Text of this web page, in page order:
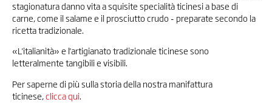
stagionatura danno vita a squisite specialità ticinesi a base di
carne, come il salame e il prosciutto crudo - preparate secondo la
ricetta tradizionale.
«L'italianità» e l'artigianato tradizionale ticinese sono
letteralmente tangibili e visibili.
Per saperne di più sulla storia della nostra manifattura
ticinese,clicca qui.